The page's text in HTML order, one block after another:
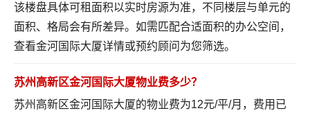
该楼盘具体可租面积以实时房源为准，不同楼层与单元的
面积、格局会有所差异。如需匹配合适面积的办公空间，
查看金河国际大厦详情或预约顾问为您筛选。
苏州高新区金河国际大厦物业费多少？
苏州高新区金河国际大厦的物业费为12元/平/月，费用已